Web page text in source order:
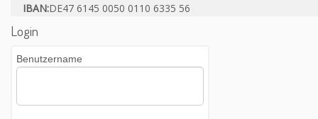
IBAN:DE47 6145 0050 0110 6335 56
Login
Benutzername